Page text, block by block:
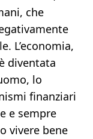
che
L’economia,
diventata
lo
finanziari
e sempre
vivere bene